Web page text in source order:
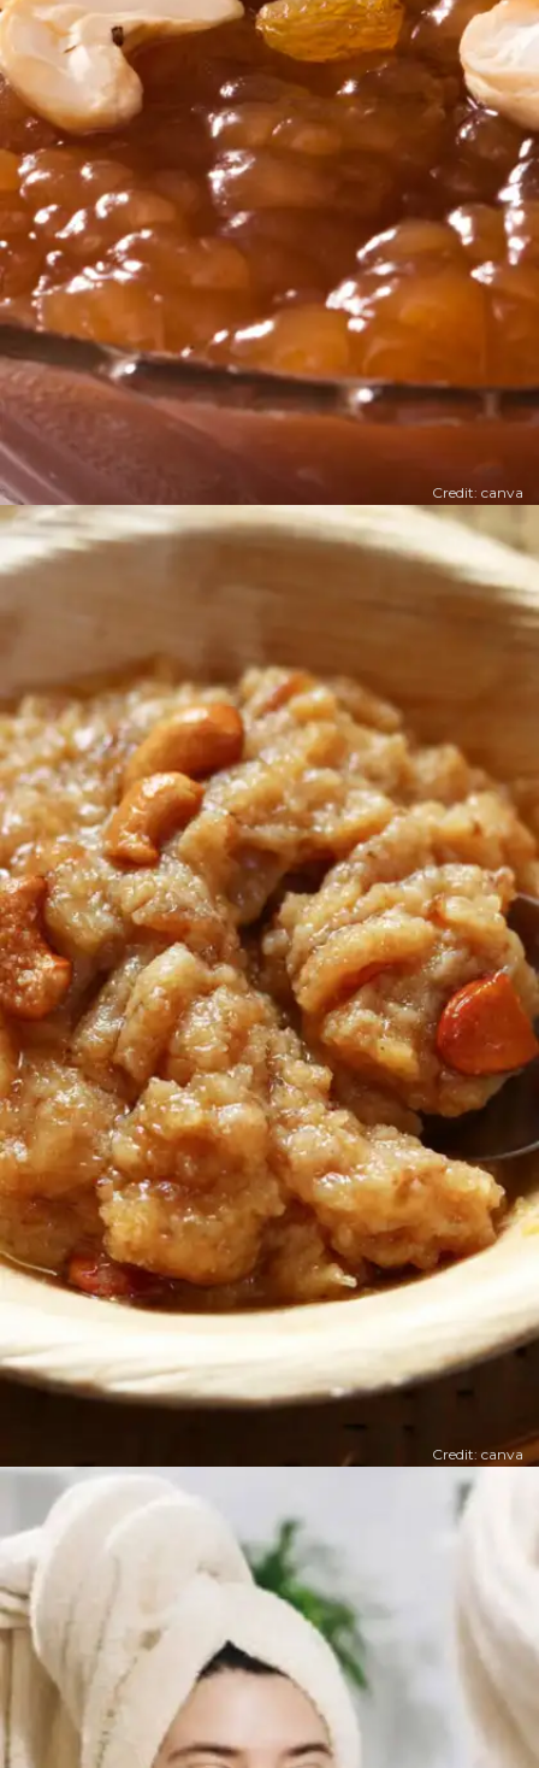
​गुड़ हलवा ​
​गुड़ हलवा अमृतसर में खूब मशहूर है। इसे काजू-बादाम के साथ
बनाया जाता है।
Credit: canva
​बेसन का हलवा​
Credit: canva